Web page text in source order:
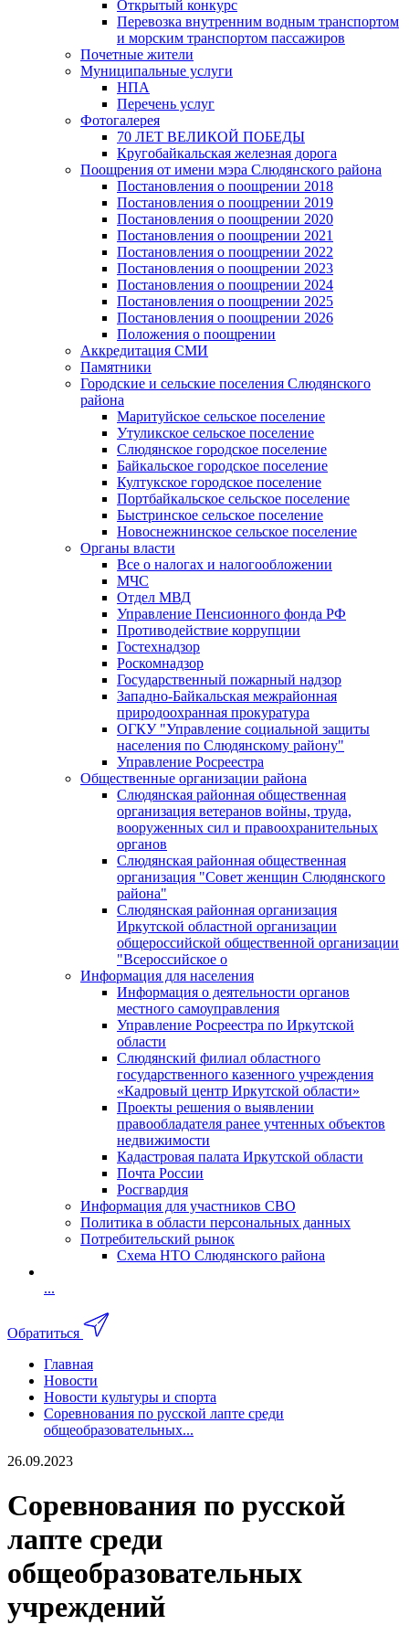
Открытый конкурс
Перевозка внутренним водным транспортом
и морским транспортом пассажиров
Почетные жители
Муниципальные услуги
НПА
Перечень услуг
Фотогалерея
70 ЛЕТ ВЕЛИКОЙ ПОБЕДЫ
Кругобайкальская железная дорога
Поощрения от имени мэра Слюдянского района
Постановления о поощрении 2018
Постановления о поощрении 2019
Постановления о поощрении 2020
Постановления о поощрении 2021
Постановления о поощрении 2022
Постановления о поощрении 2023
Постановления о поощрении 2024
Постановления о поощрении 2025
Постановления о поощрении 2026
Положения о поощрении
Аккредитация СМИ
Памятники
Городские и сельские поселения Слюдянского
района
Маритуйское сельское поселение
Утуликское сельское поселение
Слюдянское городское поселение
Байкальское городское поселение
Култукское городское поселение
Портбайкальское сельское поселение
Быстринское сельское поселение
Новоснежнинское сельское поселение
Органы власти
Все о налогах и налогообложении
МЧС
Отдел МВД
Управление Пенсионного фонда РФ
Противодействие коррупции
Гостехнадзор
Роскомнадзор
Государственный пожарный надзор
Западно-Байкальская межрайонная
природоохранная прокуратура
ОГКУ "Управление социальной защиты
населения по Слюдянскому району"
Управление Росреестра
Общественные организации района
Слюдянская районная общественная
организация ветеранов войны, труда,
вооруженных сил и правоохранительных
органов
Слюдянская районная общественная
организация "Совет женщин Слюдянского
района"
Слюдянская районная организация
Иркутской областной организации
общероссийской общественной организации
"Всероссийское о
Информация для населения
Информация о деятельности органов
местного самоуправления
Управление Росреестра по Иркутской
области
Слюдянский филиал областного
государственного казенного учреждения
«Кадровый центр Иркутской области»
Проекты решения о выявлении
правообладателя ранее учтенных объектов
недвижимости
Кадастровая палата Иркутской области
Почта России
Росгвардия
Информация для участников СВО
Политика в области персональных данных
Потребительский рынок
Схема НТО Слюдянского района
...
Обратиться
Главная
Новости
Новости культуры и спорта
Соревнования по русской лапте среди
общеобразовательных...
26.09.2023
Соревнования по русской
лапте среди
общеобразовательных
учреждений